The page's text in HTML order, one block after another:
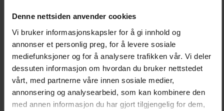
Denne nettsiden anvender cookies
Vi bruker informasjonskapsler for å gi innhold og
annonser et personlig preg, for å levere sosiale
mediefunksjoner og for å analysere trafikken vår. Vi deler
dessuten informasjon om hvordan du bruker nettstedet
vårt, med partnerne våre innen sosiale medier,
annonsering og analysearbeid, som kan kombinere den
med annen informasjon du har gjort tilgjengelig for dem,
Støvsug overflaten grundig før rens.
Spray et lett lag direkte på skinnet eller på en
egnet skinnbørste/applikator.
Arbeid produktet inn med en myk skinnbørste.
Tørk av med en ren mikrofiberklut.
Etterbehandle gjerne med Leather Conditioner
eller Leather Serum for optimal pleie.